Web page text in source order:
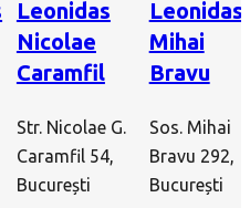
Leonidas
Nicolae
Caramfil
Str. Nicolae G.
Caramfil 54,
București
Leonidas
Mihai
Bravu
Sos. Mihai
Bravu 292,
București